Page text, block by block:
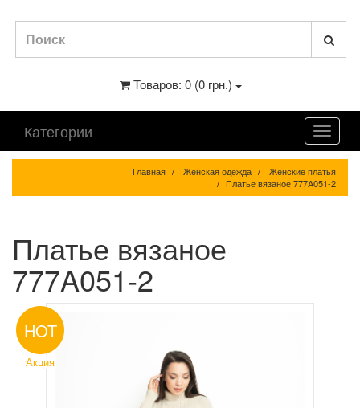
Товаров: 0 (0 грн.)
Категории
Главная Женская одежда
Женские платья
Платье вязаное 777A051-2
Платье вязаное
777A051-2
HOT
Акция